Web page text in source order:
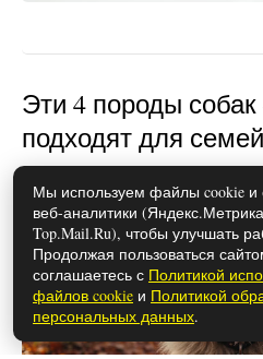
Эти 4 породы
подходят для
Мы используем файлы cookie и
веб-аналитики
Top.Mail.Ru), чтобы улучшать
Продолжая пользоваться
соглашаетесь с Политикой
файлов cookie и Политикой
персональных данных.